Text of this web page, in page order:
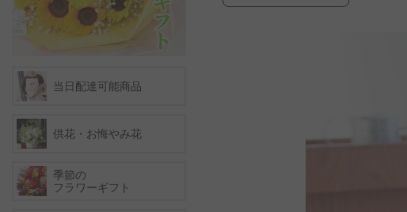
当日配達可能商品
供花・お悔やみ花
季節の
フラワーギフト